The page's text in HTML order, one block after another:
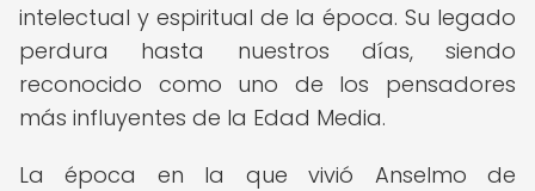
intelectual y espiritual de la época. Su legado
perdura hasta nuestros días, siendo
reconocido como uno de los pensadores
más influyentes de la Edad Media.
La época en la que vivió Anselmo de